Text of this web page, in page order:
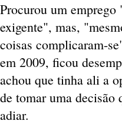
Procurou um emprego
exigente", mas,
coisas complicaram-
em 2009, ficou
achou que tinha ali a
de tomar uma decisão
adiar.